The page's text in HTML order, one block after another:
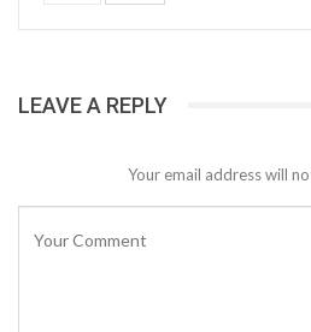
LEAVE A REPLY
Your email address will